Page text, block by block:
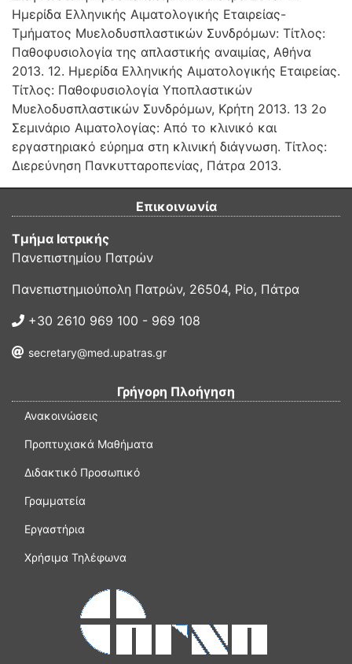
Ημερίδα Ελληνικής Αιματολογικής Εταιρείας-
Τμήματος Μυελοδυσπλαστικών Συνδρόμων: Τίτλος:
Παθοφυσιολογία της απλαστικής αναιμίας, Αθήνα
2013. 12. Ημερίδα Ελληνικής Αιματολογικής Εταιρείας.
Τίτλος: Παθοφυσιολογία Υποπλαστικών
Μυελοδυσπλαστικών Συνδρόμων, Κρήτη 2013. 13 2ο
Σεμινάριο Αιματολογίας: Από το κλινικό και
εργαστηριακό εύρημα στη κλινική διάγνωση. Τίτλος:
Διερεύνηση Πανκυτταροπενίας, Πάτρα 2013.
Επικοινωνία
Τμήμα Ιατρικής
Πανεπιστημίου Πατρών
Πανεπιστημιούπολη Πατρών, 26504, Ρίο, Πάτρα
+30 2610 969 100 - 969 108
secretary@med.upatras.gr
Γρήγορη Πλοήγηση
Ανακοινώσεις
Προπτυχιακά Μαθήματα
Διδακτικό Προσωπικό
Γραμματεία
Εργαστήρια
Χρήσιμα Τηλέφωνα